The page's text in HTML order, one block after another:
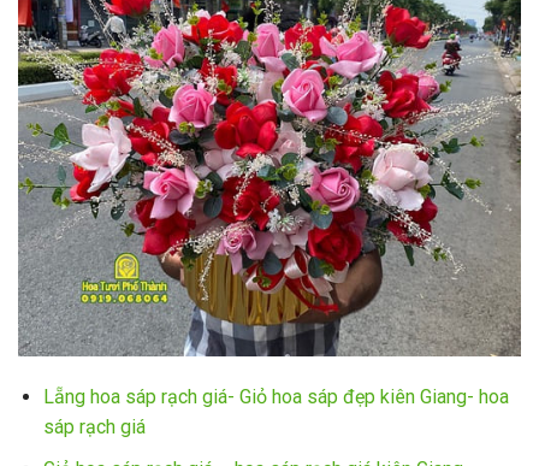
Lẵng hoa sáp rạch giá- Giỏ hoa sáp đẹp kiên Giang- hoa
sáp rạch giá